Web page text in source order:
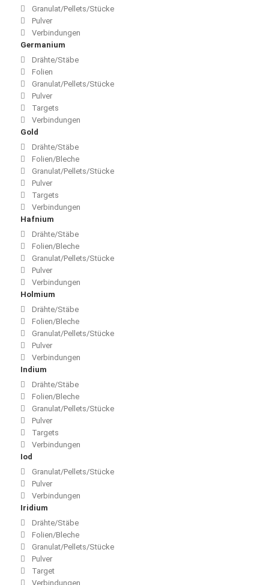
Granulat/Pellets/Stücke
Pulver
Verbindungen
Germanium
Drähte/Stäbe
Folien
Granulat/Pellets/Stücke
Pulver
Targets
Verbindungen
Gold
Drähte/Stäbe
Folien/Bleche
Granulat/Pellets/Stücke
Pulver
Targets
Verbindungen
Hafnium
Drähte/Stäbe
Folien/Bleche
Granulat/Pellets/Stücke
Pulver
Verbindungen
Holmium
Drähte/Stäbe
Folien/Bleche
Granulat/Pellets/Stücke
Pulver
Verbindungen
Indium
Drähte/Stäbe
Folien/Bleche
Granulat/Pellets/Stücke
Pulver
Targets
Verbindungen
Iod
Granulat/Pellets/Stücke
Pulver
Verbindungen
Iridium
Drähte/Stäbe
Folien/Bleche
Granulat/Pellets/Stücke
Pulver
Target
Verbindungen